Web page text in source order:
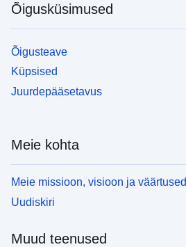
Õigusküsimused
Õigusteave
Küpsised
Juurdepääsetavus
Meie kohta
Meie missioon, visioon ja väärtused
Uudiskiri
Muud teenused